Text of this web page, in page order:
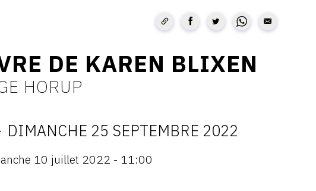
DE KAREN BLIXEN
HORUP
DATES
DIMANCHE 25 SEPTEMBRE 2022
10 juillet 2022 - 11:00